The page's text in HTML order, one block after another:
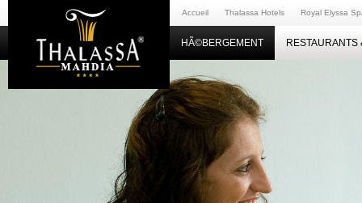
Accueil Thalassa Hotels Royal Elyssa
HÃ©BERGEMENT RESTAURANTS